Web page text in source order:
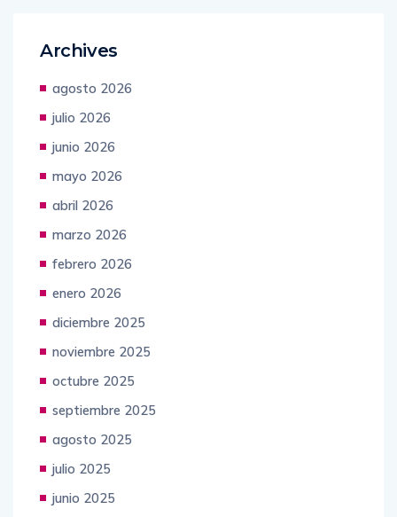
Archives
agosto 2026
julio 2026
junio 2026
mayo 2026
abril 2026
marzo 2026
febrero 2026
enero 2026
diciembre 2025
noviembre 2025
octubre 2025
septiembre 2025
agosto 2025
julio 2025
junio 2025